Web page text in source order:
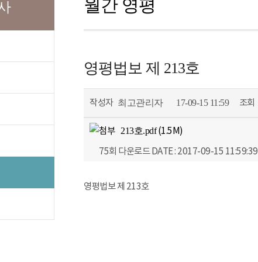
월간 영평
영평법보 제 213호
작성자 최고관리자 17-09-15 11:59 조회
213호.pdf(1.5M)
75회 다운로드 DATE : 2017-09-15 11:59:39
영평법보 제 213호